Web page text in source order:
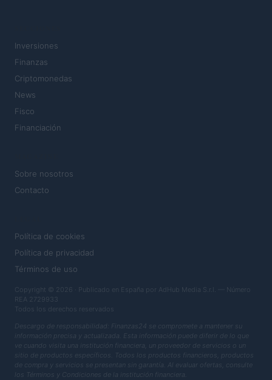
Inversiones
Finanzas
Criptomonedas
News
Fisco
Financiación
Sobre nosotros
Contacto
Política de cookies
Política de privacidad
Términos de uso
Copyright © 2026 · Publicado en España por AdHub Media S.r.l. — Número
REA 2729933
Todos los derechos reservados
Descargo de responsabilidad: Finanzas24 se compromete a mantener su
información precisa y actualizada. Esta información puede diferir de lo que
ve cuando visita una institución financiera, un proveedor de servicios o un
sitio de productos específicos. Todos los productos financieros, productos
de compra y servicios se presentan sin garantía. Al evaluar ofertas, consulte
los Términos y Condiciones de la institución financiera.